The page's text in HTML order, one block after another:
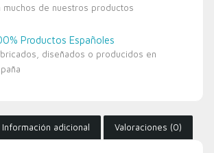
muchos de nuestros productos
Productos Españoles
diseñados o producidos en
Información adicional Valoraciones (0)